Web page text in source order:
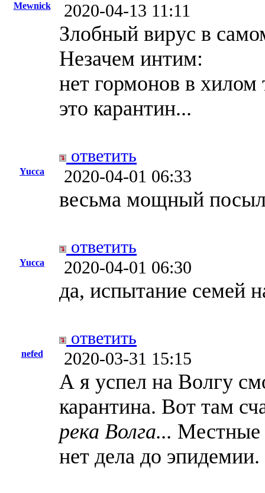
Mewnick 2020-04-13 11:11
Злобный вирус в
Незачем интим:
нет гормонов в хилом
это карантин...
ответить
Yucca 2020-04-01 06:33
весьма мощный
ответить
Yucca 2020-04-01 06:30
да, испытание семей
ответить
nefed 2020-03-31 15:15
А я успел на Волгу
карантина. Вот там
река Волга...
нет дела до эпидемии.